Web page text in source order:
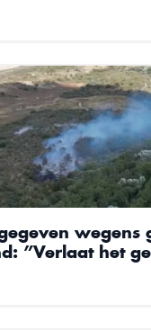
wegens
”Verlaat het